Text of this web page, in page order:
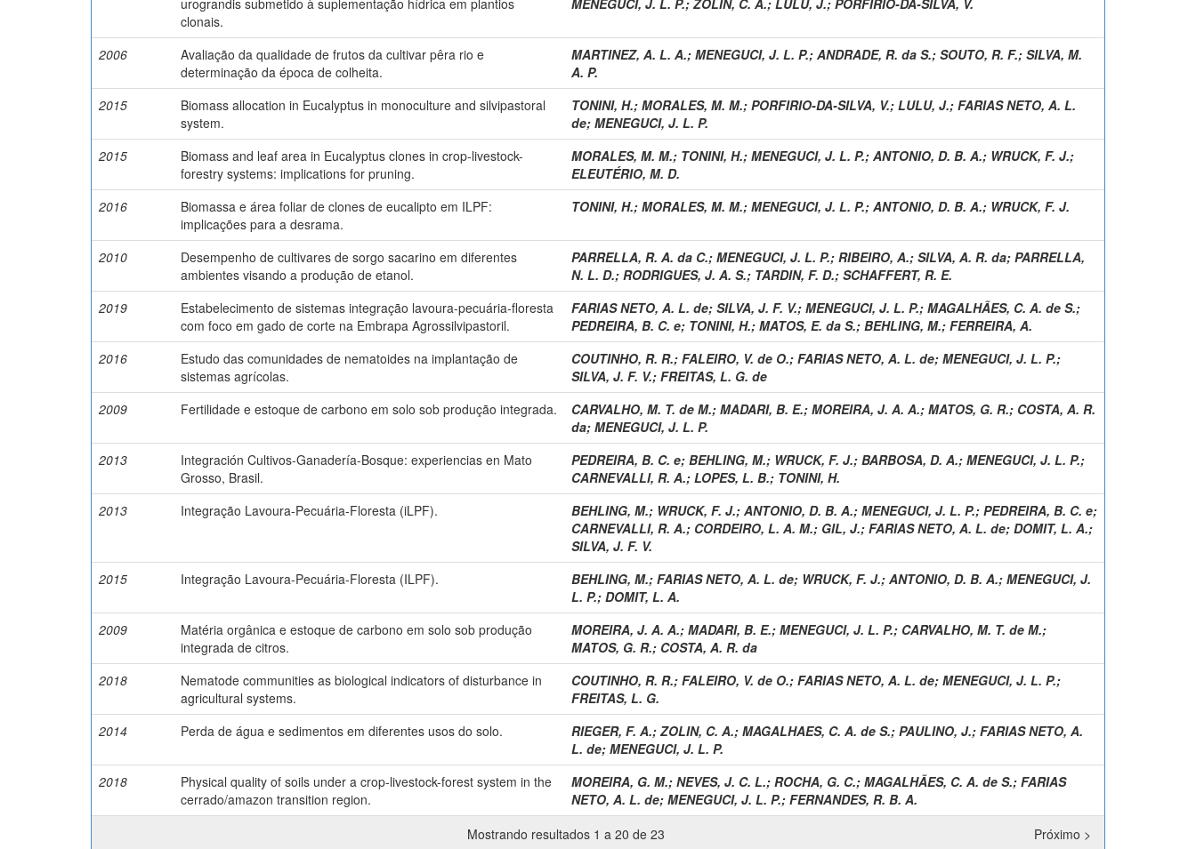
clonais.
2006
Avaliação da qualidade de frutos da cultivar pêra rio e
determinação da época de colheita.
MARTINEZ, A. L. A.; MENEGUCI, J. L. P.; ANDRADE, R. da S.; SOUTO, R. F.; SILVA, M.
A. P.
2015
Biomass allocation in Eucalyptus in monoculture and silvipastoral
system.
TONINI, H.; MORALES, M. M.; PORFIRIO-DA-SILVA, V.; LULU, J.; FARIAS NETO, A. L.
de; MENEGUCI, J. L. P.
2015
Biomass and leaf area in Eucalyptus clones in crop-livestock-
forestry systems: implications for pruning.
MORALES, M. M.; TONINI, H.; MENEGUCI, J. L. P.; ANTONIO, D. B. A.; WRUCK, F. J.;
ELEUTÉRIO, M. D.
2016
Biomassa e área foliar de clones de eucalipto em ILPF:
implicações para a desrama.
TONINI, H.; MORALES, M. M.; MENEGUCI, J. L. P.; ANTONIO, D. B. A.; WRUCK, F. J.
2010
Desempenho de cultivares de sorgo sacarino em diferentes
ambientes visando a produção de etanol.
PARRELLA, R. A. da C.; MENEGUCI, J. L. P.; RIBEIRO, A.; SILVA, A. R. da; PARRELLA,
N. L. D.; RODRIGUES, J. A. S.; TARDIN, F. D.; SCHAFFERT, R. E.
2019
Estabelecimento de sistemas integração lavoura-pecuária-floresta
com foco em gado de corte na Embrapa Agrossilvipastoril.
FARIAS NETO, A. L. de; SILVA, J. F. V.; MENEGUCI, J. L. P.; MAGALHÃES, C. A. de S.;
PEDREIRA, B. C. e; TONINI, H.; MATOS, E. da S.; BEHLING, M.; FERREIRA, A.
2016
Estudo das comunidades de nematoides na implantação de
sistemas agrícolas.
COUTINHO, R. R.; FALEIRO, V. de O.; FARIAS NETO, A. L. de; MENEGUCI, J. L. P.;
SILVA, J. F. V.; FREITAS, L. G. de
2009
Fertilidade e estoque de carbono em solo sob produção integrada. CARVALHO, M. T. de M.; MADARI, B. E.; MOREIRA, J. A. A.; MATOS, G. R.; COSTA, A. R.
da; MENEGUCI, J. L. P.
2013
Integración Cultivos-Ganadería-Bosque: experiencias en Mato
Grosso, Brasil.
PEDREIRA, B. C. e; BEHLING, M.; WRUCK, F. J.; BARBOSA, D. A.; MENEGUCI, J. L. P.;
CARNEVALLI, R. A.; LOPES, L. B.; TONINI, H.
2013
Integração Lavoura-Pecuária-Floresta (iLPF). BEHLING, M.; WRUCK, F. J.; ANTONIO, D. B. A.; MENEGUCI, J. L. P.; PEDREIRA, B. C. e;
CARNEVALLI, R. A.; CORDEIRO, L. A. M.; GIL, J.; FARIAS NETO, A. L. de; DOMIT, L. A.;
SILVA, J. F. V.
2015
Integração Lavoura-Pecuária-Floresta (ILPF). BEHLING, M.; FARIAS NETO, A. L. de; WRUCK, F. J.; ANTONIO, D. B. A.; MENEGUCI, J.
L. P.; DOMIT, L. A.
2009
Matéria orgânica e estoque de carbono em solo sob produção
integrada de citros.
MOREIRA, J. A. A.; MADARI, B. E.; MENEGUCI, J. L. P.; CARVALHO, M. T. de M.;
MATOS, G. R.; COSTA, A. R. da
2018
Nematode communities as biological indicators of disturbance in
agricultural systems.
COUTINHO, R. R.; FALEIRO, V. de O.; FARIAS NETO, A. L. de; MENEGUCI, J. L. P.;
FREITAS, L. G.
2014
Perda de água e sedimentos em diferentes usos do solo. RIEGER, F. A.; ZOLIN, C. A.; MAGALHAES, C. A. de S.; PAULINO, J.; FARIAS NETO, A.
L. de; MENEGUCI, J. L. P.
2018
Physical quality of soils under a crop-livestock-forest system in the
cerrado/amazon transition region.
MOREIRA, G. M.; NEVES, J. C. L.; ROCHA, G. C.; MAGALHÃES, C. A. de S.; FARIAS
NETO, A. L. de; MENEGUCI, J. L. P.; FERNANDES, R. B. A.
Mostrando resultados 1 a 20 de 23
Próximo >